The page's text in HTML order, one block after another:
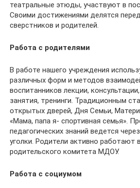
театральные этюды, участвуют в
Своими достижениями делятся
сверстников и родителей.
Работа с родителями
В работе нашего учреждения
различных форм и методов
воспитанников лекции,
занятия, тренинги. Традиционным
открытых дверей, Дня Семьи,
«Мама, папа я- спортивная семья».
педагогических знаний ведется
уголки. Родители активно работают
родительского комитета МДОУ.
Работа с социумом